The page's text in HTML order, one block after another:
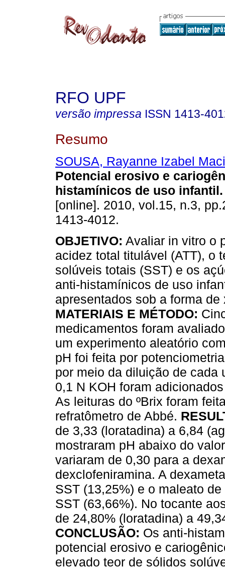
RFO UPF
versão impressa ISSN 1413-
Resumo
SOUSA, Rayanne Izabel
Potencial erosivo e
histamínicos de uso infantil.
[online]. 2010, vol.15, n.3,
1413-4012.
OBJETIVO: Avaliar in vitro o
acidez total titulável (ATT), o
solúveis totais (SST) e os
anti-histamínicos de uso
apresentados sob a forma de
MATERIAIS E MÉTODO:
medicamentos foram
um experimento aleatório
pH foi feita por
por meio da diluição de cada
0,1 N KOH foram
As leituras do ºBrix foram
refratômetro de Abbé.
de 3,33 (loratadina) a 6,84
mostraram pH abaixo do
variaram de 0,30 para a
dexclofeniramina. A
SST (13,25%) e o maleato
SST (63,66%). No tocante
de 24,80% (loratadina) a
CONCLUSÃO: Os anti-
potencial erosivo e
elevado teor de sólidos